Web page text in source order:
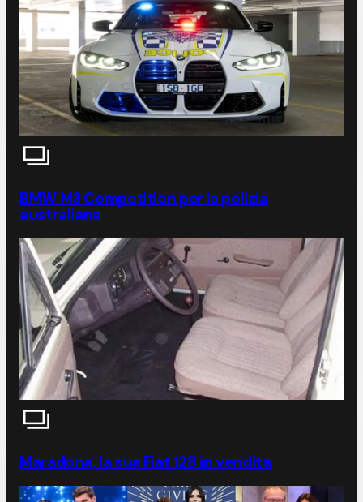
BMW M3 Competition per la polizia
australiana
Maradona, la sua Fiat 128 in vendita